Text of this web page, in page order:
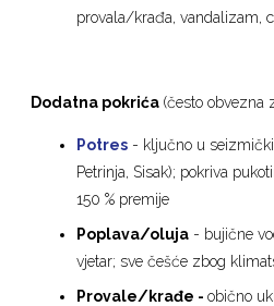
provala/krađa, vandalizam,
Dodatna pokrića (često obvezna
Potres - ključno u
Petrinja, Sisak); pokriva
150 % premije
Poplava/oluja - bujične
vjetar; sve češće zbog
Provale/krađe -obično